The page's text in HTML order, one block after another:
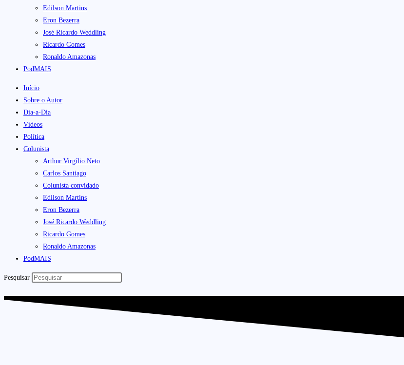
Edilson Martins
Eron Bezerra
José Ricardo Weddling
Ricardo Gomes
Ronaldo Amazonas
PodMAIS
Início
Sobre o Autor
Dia-a-Dia
Vídeos
Política
Colunista
Arthur Virgílio Neto
Carlos Santiago
Colunista convidado
Edilson Martins
Eron Bezerra
José Ricardo Weddling
Ricardo Gomes
Ronaldo Amazonas
PodMAIS
Pesquisar